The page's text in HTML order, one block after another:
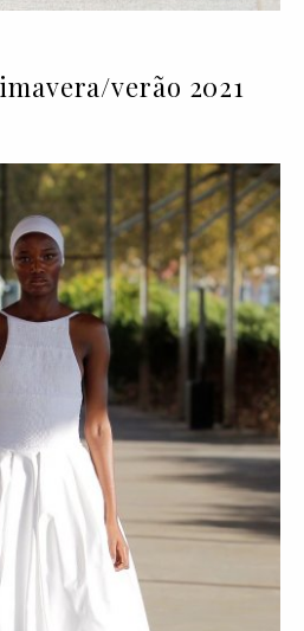
verão 2021